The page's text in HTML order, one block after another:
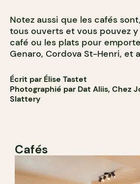
Notez aussi que les cafés
tous ouverts et vous pouvez
café ou les plats pour
Genaro, Cordova St-Henri, et
Écrit par Élise Tastet
Photographié par Dat Aliis, Chez
Slattery
Cafés